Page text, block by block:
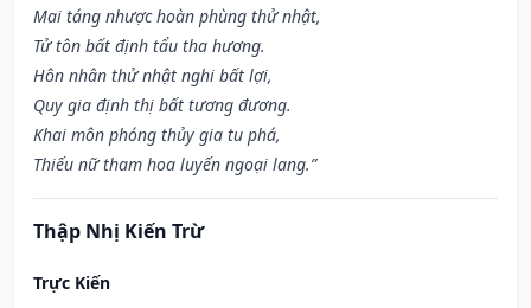
Mai táng nhược hoàn phùng thử nhật,
Tử tôn bất định tẩu tha hương.
Hôn nhân thử nhật nghi bất lợi,
Quy gia định thị bất tương đương.
Khai môn phóng thủy gia tu phá,
Thiếu nữ tham hoa luyến ngoại lang.”
Thập Nhị Kiến Trừ
Trực Kiến